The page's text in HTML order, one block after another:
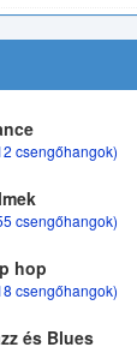
csengőhangok)
csengőhangok)
hop
csengőhangok)
és Blues